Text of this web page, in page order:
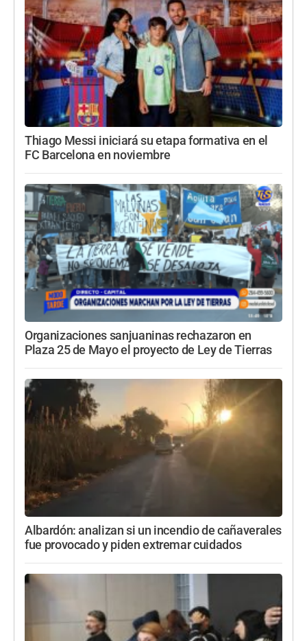
Thiago Messi iniciará su etapa formativa en el
FC Barcelona en noviembre
Organizaciones sanjuaninas rechazaron en
Plaza 25 de Mayo el proyecto de Ley de Tierras
Albardón: analizan si un incendio de cañaverales
fue provocado y piden extremar cuidados